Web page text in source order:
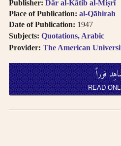
Publisher: Dār al-Kātib al-Miṣrī
Place of Publication: al-Qāhirah
Date of Publication: 1947
Subjects: Quotations, Arabic
Provider: The American
فوراً
READ